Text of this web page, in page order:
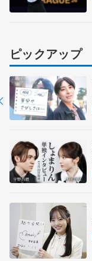
ピックアップ